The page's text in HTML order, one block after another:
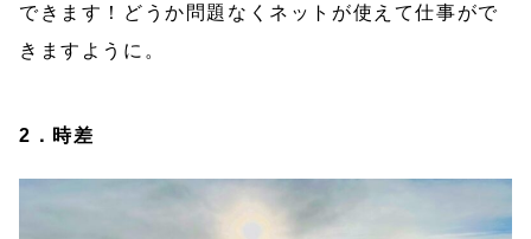
できます！どうか問題なくネットが使えて仕事がで
きますように。
2．時差